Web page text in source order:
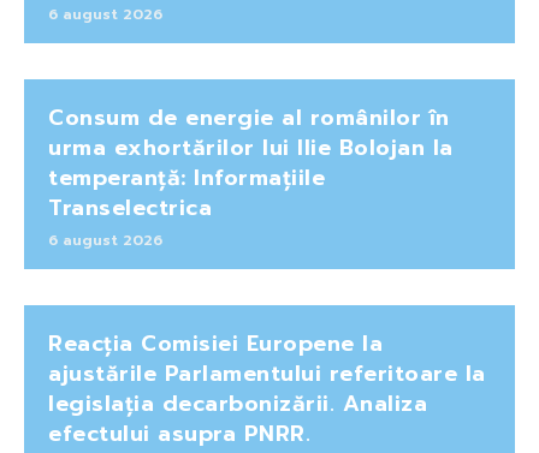
6 august 2026
Consum de energie al românilor în
urma exhortărilor lui Ilie Bolojan la
temperanță: Informațiile
Transelectrica
6 august 2026
Reacția Comisiei Europene la
ajustările Parlamentului referitoare la
legislația decarbonizării. Analiza
efectului asupra PNRR.